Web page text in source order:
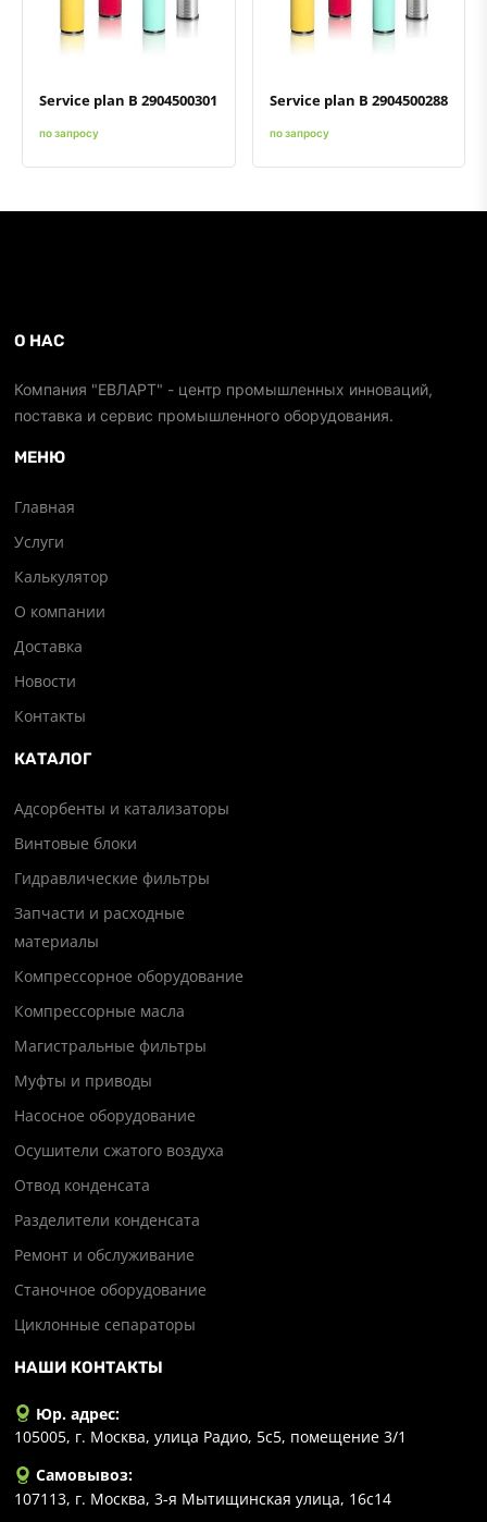
Добавить к сравнению
Добавить в избранное
Service plan B 2904500301
по запросу
Добавить к сравнению
Добавить в избранное
Service plan B 2904500288
по запросу
О НАС
Компания "ЕВЛАРТ" - центр промышленных инноваций,
поставка и сервис промышленного оборудования.
МЕНЮ
Главная
Услуги
Калькулятор
О компании
Доставка
Новости
Контакты
КАТАЛОГ
Адсорбенты и катализаторы
Винтовые блоки
Гидравлические фильтры
Запчасти и расходные
материалы
Компрессорное оборудование
Компрессорные масла
Магистральные фильтры
Муфты и приводы
Насосное оборудование
Осушители сжатого воздуха
Отвод конденсата
Разделители конденсата
Ремонт и обслуживание
Станочное оборудование
Циклонные сепараторы
НАШИ КОНТАКТЫ
Юр. адрес:
105005, г. Москва, улица Радио, 5с5, помещение 3/1
Самовывоз:
107113, г. Москва, 3-я Мытищинская улица, 16с14